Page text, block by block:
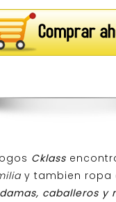
Cklass
y tambien ropa
damas, caballeros y